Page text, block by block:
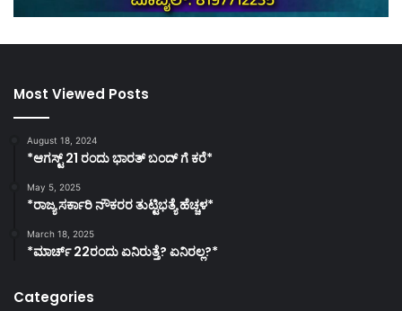
Most Viewed Posts
August 18, 2024
*ಆಗಸ್ಟ್ 21 ರಂದು ಭಾರತ್‌ ಬಂದ್‌ ಗೆ ಕರೆ*
May 5, 2025
*ರಾಜ್ಯ ಸರ್ಕಾರಿ ನೌಕರರ ತುಟ್ಟಿಭತ್ಯೆ ಹೆಚ್ಚಳ*
March 18, 2025
*ಮಾರ್ಚ್ 22ರಂದು ಏನಿರುತ್ತೆ? ಏನಿರಲ್ಲ?*
Categories